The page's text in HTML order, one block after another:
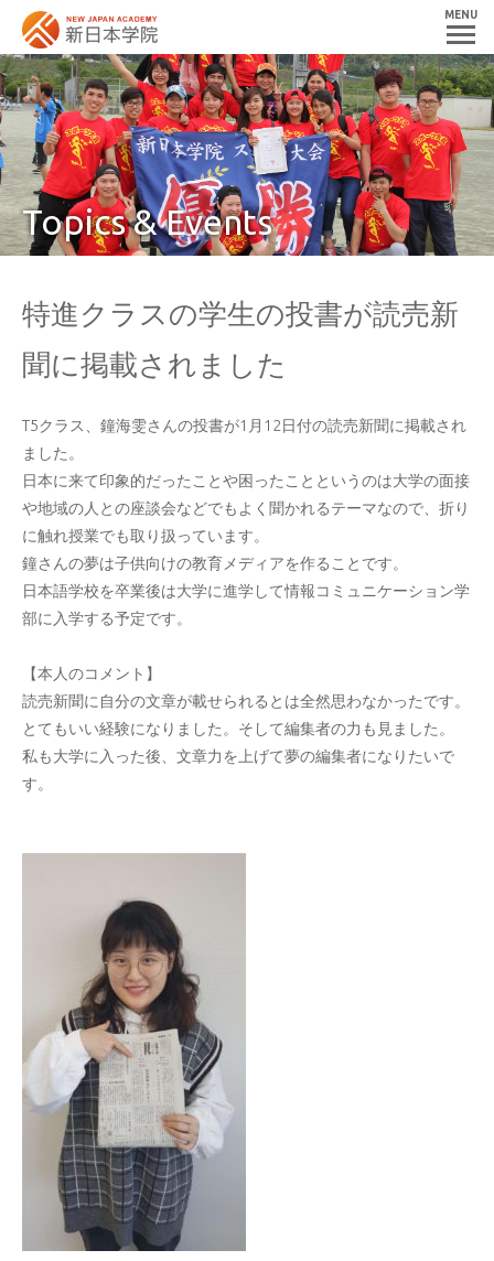
MENU
Topics & Events
特進クラスの学生の投書が読売新
聞に掲載されました
T5クラス、鐘海雯さんの投書が1月12日付の読売新聞に掲載され
ました。
日本に来て印象的だったことや困ったことというのは大学の面接
や地域の人との座談会などでもよく聞かれるテーマなので、折り
に触れ授業でも取り扱っています。
鐘さんの夢は子供向けの教育メディアを作ることです。
日本語学校を卒業後は大学に進学して情報コミュニケーション学
部に入学する予定です。
【本人のコメント】
読売新聞に自分の文章が載せられるとは全然思わなかったです。
とてもいい経験になりました。そして編集者の力も見ました。
私も大学に入った後、文章力を上げて夢の編集者になりたいで
す。